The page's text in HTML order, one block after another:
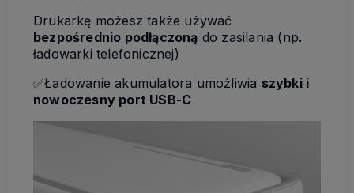
Drukarkę możesz także używać
bezpośrednio podłączoną do zasilania (np.
ładowarki telefonicznej)
✅Ładowanie akumulatora umożliwia szybki i
nowoczesny port USB-C